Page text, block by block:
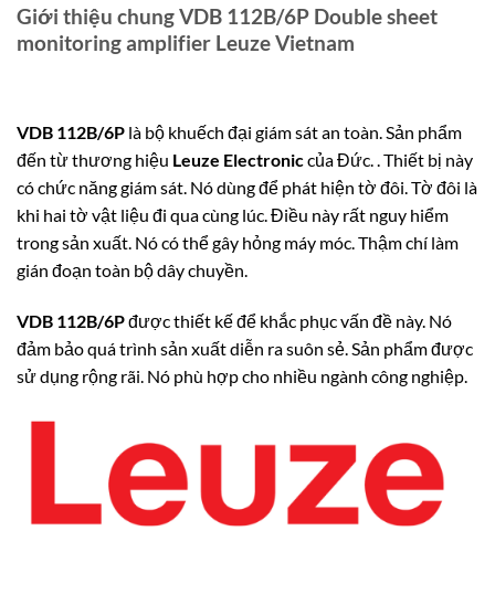
Giới thiệu chung VDB 112B/6P Double sheet
monitoring amplifier Leuze Vietnam
VDB 112B/6P là bộ khuếch đại giám sát an toàn. Sản phẩm
đến từ thương hiệu Leuze Electroniccủa Đức.
Thiết bị này
có chức năng giám sát. Nó dùng để phát hiện tờ đôi. Tờ đôi là
khi hai tờ vật liệu đi qua cùng lúc. Điều này rất nguy hiểm
trong sản xuất. Nó có thể gây hỏng máy móc. Thậm chí làm
gián đoạn toàn bộ dây chuyền.
VDB 112B/6Pđược thiết kế để khắc phục vấn đề này. Nó
đảm bảo quá trình sản xuất diễn ra suôn sẻ. Sản phẩm được
sử dụng rộng rãi. Nó phù hợp cho nhiều ngành công nghiệp.